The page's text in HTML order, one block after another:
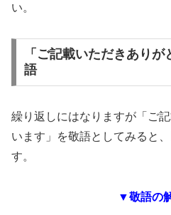
い。
「ご記載いただきあり
語
繰り返しにはなりますが「ご
います」を敬語としてみると
す。
▼敬語の